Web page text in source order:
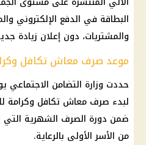
البطاقة في الدفع الإلكتروني
والمشتريات، دون إعلان زيادة
موعد صرف معاش تكافل
لبدء صرف معاش تكافل وكرامة
ضمن دورة الصرف الشهرية التي
من الأسر الأولى بالرعاية.